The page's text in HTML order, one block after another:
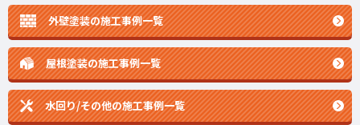
外壁塗装の施工事例一覧
屋根塗装の施工事例一覧
水回り/その他の施工事例一覧